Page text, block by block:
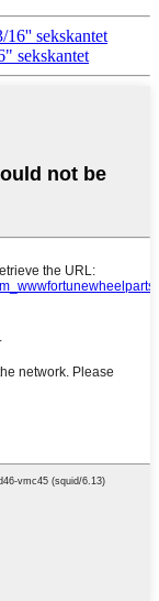
16'' sekskantet
sekskantet